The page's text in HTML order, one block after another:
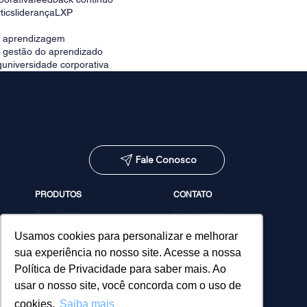
Usamos cookies para personalizar e melhorar
sua experiência no nosso site. Acesse a nossa
Política de Privacidade para saber mais. Ao
usar o nosso site, você concorda com o uso de
cookies. Saiba mais
liderançaLXP
do aprendizado
universidade corporativa
Fale Conosco
PRODUTOS
PowerMinds
Estúdio de Conteúdos
MicroPower Classes
Consultoria
CONTATO
Fale Conosco